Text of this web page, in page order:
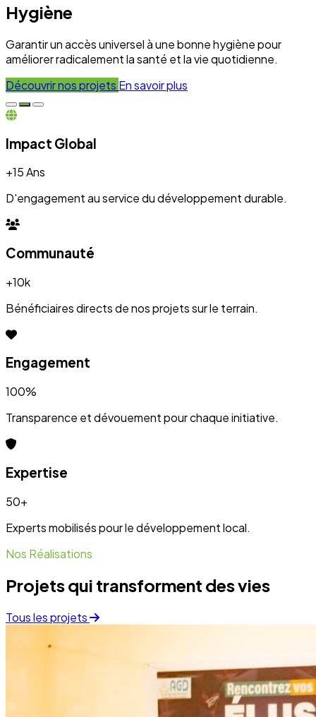
+10k
Bénéficiaires directs de nos projets sur le terrain.
Engagement
Transparence et dévouement pour chaque initiative.
Expertise
Experts mobilisés pour le développement local.
Nos Réalisations
Projets qui transforment des vies